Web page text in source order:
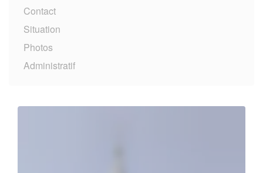
Contact
Situation
Photos
Administratif